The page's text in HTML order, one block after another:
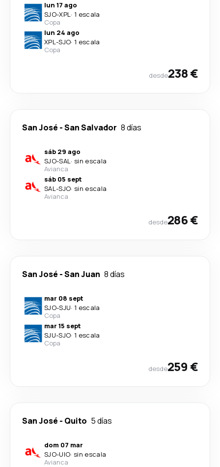
lun 17 ago
SJO-XPL· 1 escala
Copa
lun 24 ago
XPL-SJO· 1 escala
Copa
desde238 €
San José -San Salvador 8 días
sáb 29 ago
SJO-SAL· sin escala
Avianca
sáb 05 sept
SAL-SJO· sin escala
Avianca
desde286 €
San José -San Juan 8 días
mar 08 sept
SJO-SJU· 1 escala
Copa
mar 15 sept
SJU-SJO· 1 escala
Copa
desde259 €
San José - Quito 5 días
dom 07 mar
SJO-UIO· sin escala
Avianca